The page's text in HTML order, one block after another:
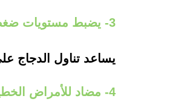
3- يضبط مستويات ضغط الدم
يساعد تناول الدجاج
4- مضاد للأمراض الخطيرة